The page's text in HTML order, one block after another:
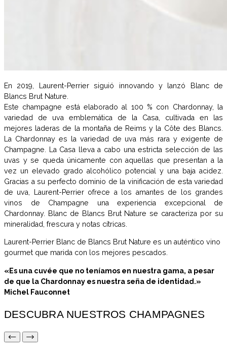
En 2019, Laurent-Perrier siguió innovando y lanzó Blanc de
Blancs Brut Nature.
Este champagne está elaborado al 100 % con Chardonnay, la
variedad de uva emblemática de la Casa, cultivada en las
mejores laderas de la montaña de Reims y la Côte des Blancs.
La Chardonnay es la variedad de uva más rara y exigente de
Champagne. La Casa lleva a cabo una estricta selección de las
uvas y se queda únicamente con aquellas que presentan a la
vez un elevado grado alcohólico potencial y una baja acidez.
Gracias a su perfecto dominio de la vinificación de esta variedad
de uva, Laurent-Perrier ofrece a los amantes de los grandes
vinos de Champagne una experiencia excepcional de
Chardonnay. Blanc de Blancs Brut Nature se caracteriza por su
mineralidad, frescura y notas cítricas.
Laurent-Perrier Blanc de Blancs Brut Nature es un auténtico vino
gourmet que marida con los mejores pescados.
«Es una cuvée que no teníamos en nuestra gama, a pesar
de que la Chardonnay es nuestra seña de identidad.»
Michel Fauconnet
DESCUBRA NUESTROS CHAMPAGNES